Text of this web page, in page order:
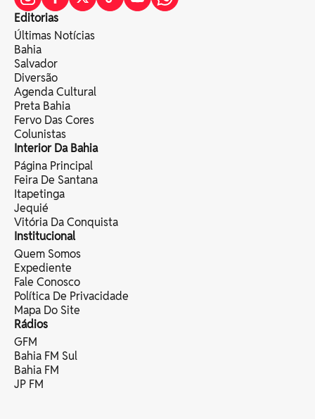
Editorias
Últimas Notícias
Bahia
Salvador
Diversão
Agenda Cultural
Preta Bahia
Fervo Das Cores
Colunistas
Interior Da Bahia
Página Principal
Feira De Santana
Itapetinga
Jequié
Vitória Da Conquista
Institucional
Quem Somos
Expediente
Fale Conosco
Política De Privacidade
Mapa Do Site
Rádios
GFM
Bahia FM Sul
Bahia FM
JP FM